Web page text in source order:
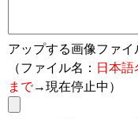
アップする画像ファイ
（ファイル名： 日本
まで→現在停止中）